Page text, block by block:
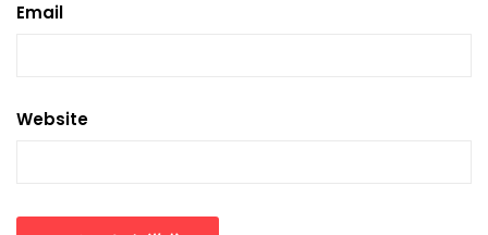
Email
Website